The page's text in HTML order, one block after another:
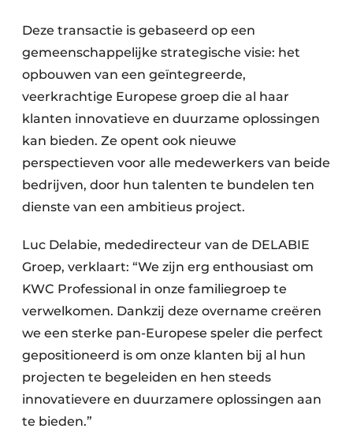
Deze transactie is gebaseerd op een
gemeenschappelijke strategische visie: het
opbouwen van een geïntegreerde,
veerkrachtige Europese groep die al haar
klanten innovatieve en duurzame oplossingen
kan bieden. Ze opent ook nieuwe
perspectieven voor alle medewerkers van beide
bedrijven, door hun talenten te bundelen ten
dienste van een ambitieus project.
Luc Delabie, mededirecteur van de DELABIE
Groep, verklaart: “We zijn erg enthousiast om
KWC Professional in onze familiegroep te
verwelkomen. Dankzij deze overname creëren
we een sterke pan-Europese speler die perfect
gepositioneerd is om onze klanten bij al hun
projecten te begeleiden en hen steeds
innovatievere en duurzamere oplossingen aan
te bieden.”